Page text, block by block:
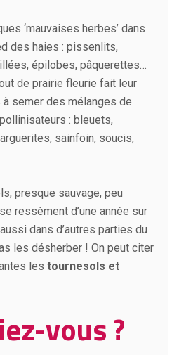
‘mauvaises herbes’ dans
des haies : pissenlits,
épilobes, pâquerettes…
de prairie fleurie fait leur
à semer des mélanges de
: bleuets,
sainfoin, soucis,
presque sauvage, peu
ressèment d’une année sur
dans d’autres parties du
les désherber ! On peut citer
les tournesols et
vous ?